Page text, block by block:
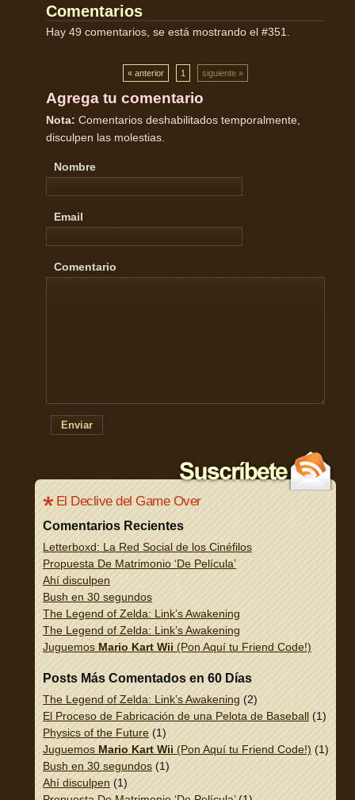
Comentarios
Hay 49 comentarios, se está mostrando el #351.
« anterior 1 siguiente »
Agrega tu comentario
Nota: Comentarios deshabilitados temporalmente,
disculpen las molestias.
Nombre
Email
Comentario
Enviar
El Declive del Game Over
Comentarios Recientes
Letterboxd: La Red Social de los Cinéfilos
Propuesta De Matrimonio ‘De Película’
Ahí disculpen
Bush en 30 segundos
The Legend of Zelda: Link’s Awakening
The Legend of Zelda: Link’s Awakening
Juguemos Mario Kart Wii (Pon Aquí tu Friend Code!)
Posts Más Comentados en 60 Días
The Legend of Zelda: Link’s Awakening (2)
El Proceso de Fabricación de una Pelota de Baseball (1)
Physics of the Future (1)
Juguemos Mario Kart Wii (Pon Aquí tu Friend Code!) (1)
Bush en 30 segundos (1)
Ahí disculpen (1)